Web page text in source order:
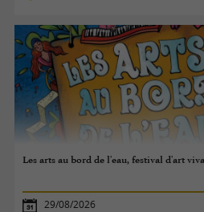
Les arts au bord de l'eau, festival d'art
29/08/2026